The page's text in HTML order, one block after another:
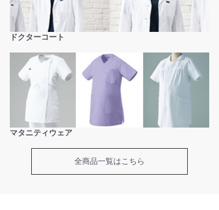
お買い物を続ける
ドクターコート
マタニティウェア
全商品一覧はこちら